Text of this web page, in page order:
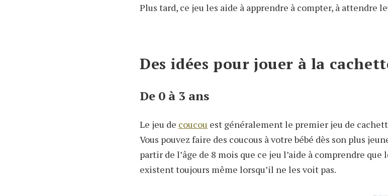
Plus tard, ce jeu les aide à apprendre à compter, à attendre
Des idées pour jouer à la
De 0 à 3 ans
Le jeu de coucou est généralement le premier jeu de
Vous pouvez faire des coucous à votre bébé dès son plus
partir de l’âge de 8 mois que ce jeu l’aide à comprendre que
existent toujours même lorsqu’il ne les voit pas.